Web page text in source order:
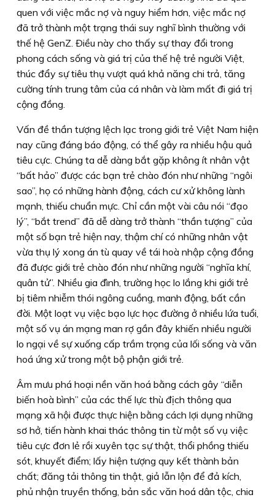
quen với việc mắc nợ và nguy hiểm hơn, việc mắc nợ
đã trở thành một trạng thái suy nghĩ bình thường với
thế hệ GenZ. Ðiều này cho thấy sự thay đổi trong
phong cách sống và giá trị của thế hệ trẻ người Việt,
thúc đẩy sự tiêu thụ vượt quá khả năng chi trả, tăng
cường tính trung tâm của cá nhân và làm mất đi giá trị
cộng đồng.
Vấn đề thần tượng lệch lạc trong giới trẻ Việt Nam hiện
nay cũng đáng báo động, có thể gây ra nhiều hậu quả
tiêu cực. Chúng ta dễ dàng bắt gặp không ít nhân vật
“bất hảo” được các bạn trẻ chào đón như những “ngôi
sao”, họ có những hành động, cách cư xử không lành
mạnh, thiếu chuẩn mực. Chỉ cần một vài câu nói “đạo
lý”, “bắt trend” đã dễ dàng trở thành “thần tượng” của
một số bạn trẻ hiện nay, thậm chí có những nhân vật
vừa thụ lý xong án tù quay về tái hoà nhập cộng đồng
đã được giới trẻ chào đón như những người “nghĩa khí,
quân tử”. Nhiều gia đình, trường học lo lắng khi giới trẻ
bị tiêm nhiễm thói ngông cuồng, manh động, bất cần
đời. Một loạt vụ việc bạo lực học đường ở nhiều lứa tuổi,
một số vụ án mạng man rợ gần đây khiến nhiều người
lo ngại về sự xuống cấp trầm trọng của lối sống và văn
hoá ứng xử trong một bộ phận giới trẻ.
Âm mưu phá hoại nền văn hoá bằng cách gây “diễn
biến hoà bình” của các thế lực thù địch thông qua
mạng xã hội được thực hiện bằng cách lợi dụng những
sơ hở, tiến hành khai thác thông tin từ một số vụ việc
tiêu cực đơn lẻ rồi xuyên tạc sự thật, thổi phồng thiếu
sót, khuyết điểm; lấy hiện tượng quy kết thành bản
chất; đăng tải thông tin thật, giả lẫn lộn để đả kích,
phủ nhận truyền thống, bản sắc văn hoá dân tộc, chia